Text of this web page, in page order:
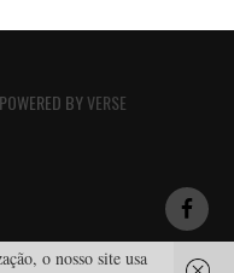
BYVERSE
o nosso site usa